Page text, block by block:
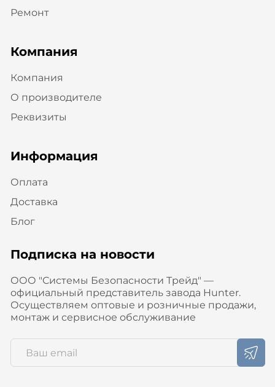
Ремонт
Компания
Компания
О производителе
Реквизиты
Информация
Оплата
Доставка
Блог
Подписка на новости
ООО "Системы Безопасности Трейд" —
официальный представитель завода Hunter.
Осуществляем оптовые и розничные продажи,
монтаж и сервисное обслуживание